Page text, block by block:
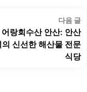
다음 글
어랑회수산 안산: 안산
의 신선한 해산물 전문
식당